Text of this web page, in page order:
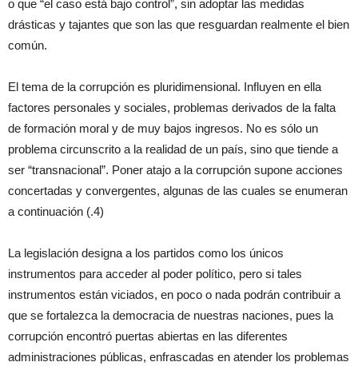
o que “el caso está bajo control”, sin adoptar las medidas
drásticas y tajantes que son las que resguardan realmente el bien
común.
El tema de la corrupción es pluridimensional. Influyen en ella
factores personales y sociales, problemas derivados de la falta
de formación moral y de muy bajos ingresos. No es sólo un
problema circunscrito a la realidad de un país, sino que tiende a
ser “transnacional”. Poner atajo a la corrupción supone acciones
concertadas y convergentes, algunas de las cuales se enumeran
a continuación (.4)
La legislación designa a los partidos como los únicos
instrumentos para acceder al poder político, pero si tales
instrumentos están viciados, en poco o nada podrán contribuir a
que se fortalezca la democracia de nuestras naciones, pues la
corrupción encontró puertas abiertas en las diferentes
administraciones públicas, enfrascadas en atender los problemas